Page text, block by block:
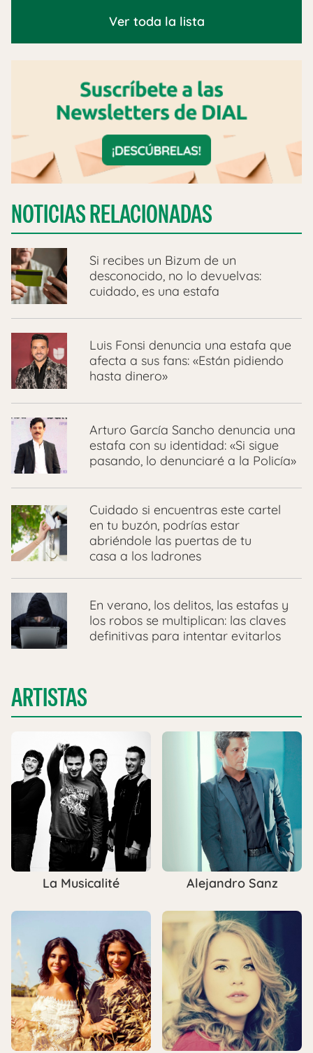
Ver toda la lista
NOTICIAS RELACIONADAS
Si recibes un Bizum de un
desconocido, no lo devuelvas:
cuidado, es una estafa
Luis Fonsi denuncia una estafa que
afecta a sus fans: «Están pidiendo
hasta dinero»
Arturo García Sancho denuncia una
estafa con su identidad: «Si sigue
pasando, lo denunciaré a la Policía»
Cuidado si encuentras este cartel
en tu buzón, podrías estar
abriéndole las puertas de tu
casa a los ladrones
En verano, los delitos, las estafas y
los robos se multiplican: las claves
definitivas para intentar evitarlos
ARTISTAS
La Musicalité Alejandro Sanz